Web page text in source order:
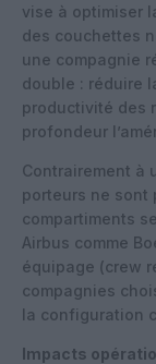
vise à optimiser
des couchettes
une compagnie
double : réduire
productivité des
profondeur
Contrairement à
porteurs ne sont
compartiments
Airbus comme
équipage (crew
compagnies
la configuration
Impacts